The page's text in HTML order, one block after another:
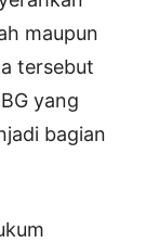
maupun
tersebut
yang
bagian